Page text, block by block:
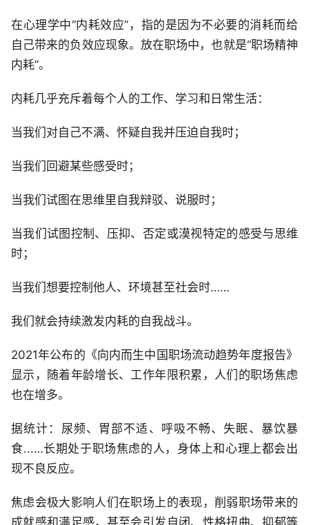
在心理学中“内耗效应”，指的是因为不必要的消耗而给
自己带来的负效应现象。放在职场中，也就是“职场精神
内耗”。
内耗几乎充斥着每个人的工作、学习和日常生活：
当我们对自己不满、怀疑自我并压迫自我时；
当我们回避某些感受时；
当我们试图在思维里自我辩驳、说服时；
当我们试图控制、压抑、否定或漠视特定的感受与思维
时；
当我们想要控制他人、环境甚至社会时……
我们就会持续激发内耗的自我战斗。
2021年公布的《向内而生中国职场流动趋势年度报告》
显示，随着年龄增长、工作年限积累，人们的职场焦虑
也在增多。
据统计：尿频、胃部不适、呼吸不畅、失眠、暴饮暴
食...…长期处于职场焦虑的人，身体上和心理上都会出
现不良反应。
焦虑会极大影响人们在职场上的表现，削弱职场带来的
成就感和满足感，甚至会引发自闭、性格扭曲、抑郁等